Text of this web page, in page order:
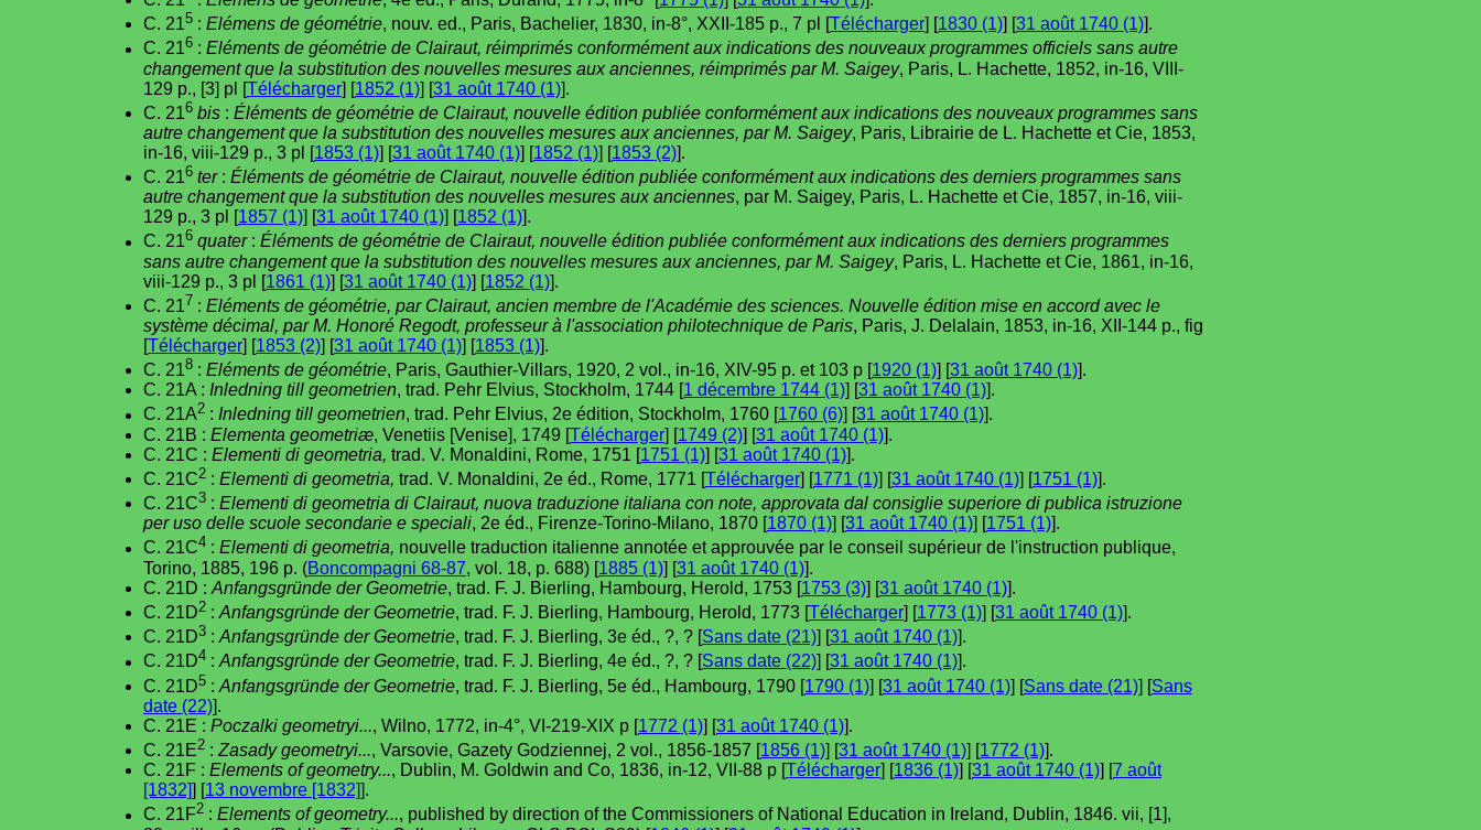
C. 215 : Elémens de géométrie, nouv. ed., Paris, Bachelier, 1830, in-8°, XXII-185 p., 7 pl [Télécharger] [1830 (1)] [31 août 1740 (1)].
C. 216 : Eléments de géométrie de Clairaut, réimprimés conformément aux indications des nouveaux programmes officiels sans autre
changement que la substitution des nouvelles mesures aux anciennes, réimprimés par M. Saigey, Paris, L. Hachette, 1852, in-16, VIII-
129 p., [3] pl [Télécharger] [1852 (1)] [31 août 1740 (1)].
C. 216 bis : Éléments de géométrie de Clairaut, nouvelle édition publiée conformément aux indications des nouveaux programmes sans
autre changement que la substitution des nouvelles mesures aux anciennes, par M. Saigey, Paris, Librairie de L. Hachette et Cie, 1853,
in-16, viii-129 p., 3 pl [1853 (1)] [31 août 1740 (1)] [1852 (1)] [1853 (2)].
C. 216 ter: Éléments de géométrie de Clairaut, nouvelle édition publiée conformément aux indications des derniers programmes sans
autre changement que la substitution des nouvelles mesures aux anciennes, par M. Saigey, Paris, L. Hachette et Cie, 1857, in-16, viii-
129 p., 3 pl [1857 (1)] [31 août 1740 (1)] [1852 (1)].
C. 216 quater: Éléments de géométrie de Clairaut, nouvelle édition publiée conformément aux indications des derniers programmes
sans autre changement que la substitution des nouvelles mesures aux anciennes, par M. Saigey, Paris, L. Hachette et Cie, 1861, in-16,
viii-129 p., 3 pl [1861 (1)] [31 août 1740 (1)] [1852 (1)].
C. 217 : Eléments de géométrie, par Clairaut, ancien membre de l'Académie des sciences. Nouvelle édition mise en accord avec le
système décimal, par M. Honoré Regodt, professeur à l'association philotechnique de Paris, Paris, J. Delalain, 1853, in-16, XII-144 p., fig
[Télécharger] [1853 (2)] [31 août 1740 (1)] [1853 (1)].
C. 218 : Eléments de géométrie, Paris, Gauthier-Villars, 1920, 2 vol., in-16, XIV-95 p. et 103 p [1920 (1)] [31 août 1740 (1)].
C. 21A : Inledning till geometrien, trad. Pehr Elvius, Stockholm, 1744 [1 décembre 1744 (1)] [31 août 1740 (1)].
C. 21A2 : Inledning till geometrien, trad. Pehr Elvius, 2e édition, Stockholm, 1760 [ 1760 (6) 31 août 1740 (1) ].
C. 21B : Elementa geometriæ, Venetiis [Venise], 1749 [Télécharger] [1749 (2)] [31 août 1740 (1)].
C. 21C : Elementi di geometria, trad. V. Monaldini, Rome, 1751 [1751 (1)] [31 août 1740 (1)].
C. 21C2 : Elementi di geometria, trad. V. Monaldini, 2e éd., Rome, 1771 [Télécharger] [1771 (1)] [31 août 1740 (1)] [1751 (1)].
C. 21C3 : Elementi di geometria di Clairaut, nuova traduzione italiana con note, approvata dal consiglie superiore di publica istruzione
per uso delle scuole secondarie e speciali, 2e éd., Firenze-Torino-Milano, 1870 [1870 (1)] [31 août 1740 (1)] [1751 (1)].
C. 21C4 : Elementi di geometria, nouvelle traduction italienne annotée et approuvée par le conseil supérieur de l'instruction publique,
Torino, 1885, 196 p. (Boncompagni 68-87, vol. 18, p. 688) [1885 (1)] [31 août 1740 (1)].
C. 21D : Anfangsgründe der Geometrie, trad. F. J. Bierling, Hambourg, Herold, 1753 [1753 (3)] [31 août 1740 (1)].
C. 21D2 : Anfangsgründe der Geometrie, trad. F. J. Bierling, Hambourg, Herold, 1773 [Télécharger] [1773 (1)] [31 août 1740 (1)].
C. 21D3 : Anfangsgründe der Geometrie, trad. F. J. Bierling, 3e éd., ?, ? [Sans date (21)] [31 août 1740 (1)].
C. 21D4 :Anfangsgründe der Geometrie, trad. F. J. Bierling, 4e éd., ?, ? [ Sans date (22) 31 août 1740 (1) ].
C. 21D5 : Anfangsgründe der Geometrie, trad. F. J. Bierling, 5e éd., Hambourg, 1790 [1790 (1)] [31 août 1740 (1)] [Sans date (21)] [Sans
date (22)].
C. 21E : Poczalki geometryi..., Wilno, 1772, in-4°, VI-219-XIX p [1772 (1)] [31 août 1740 (1)].
C. 21E2 : Zasady geometryi..., Varsovie, Gazety Godziennej, 2 vol., 1856-1857 [1856 (1)] [31 août 1740 (1)] [1772 (1)].
C. 21F : Elements of geometry..., Dublin, M. Goldwin and Co, 1836, in-12, VII-88 p [Télécharger] [1836 (1)] [31 août 1740 (1)] [7 août
[1832]] [13 novembre [1832]].
C. 21F2 : Elements of geometry..., published by direction of the Commissioners of National Education in Ireland, Dublin, 1846. vii, [1],